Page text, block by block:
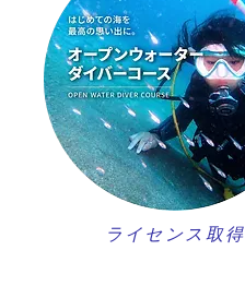
ライセンス取得